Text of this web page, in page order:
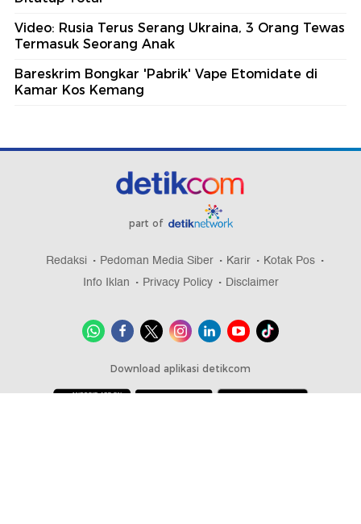
Video: Rusia Terus Serang Ukraina, 3 Orang Tewas
Termasuk Seorang Anak
Bareskrim Bongkar 'Pabrik' Vape Etomidate di
Kamar Kos Kemang
part of
Redaksi Pedoman Media Siber Karir
Kotak Pos
Info Iklan
Privacy Policy Disclaimer
Download aplikasi detikcom